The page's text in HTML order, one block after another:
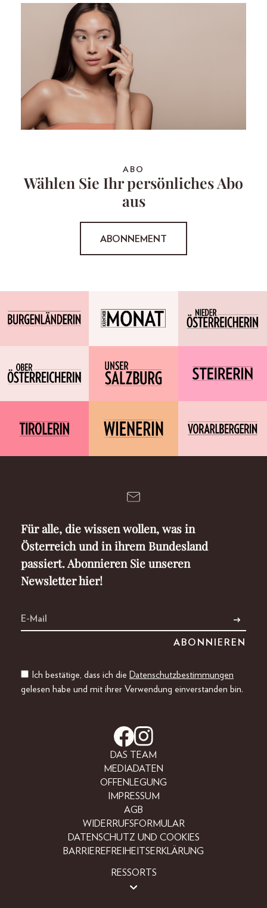
ABO
Wählen Sie Ihr persönliches Abo
aus
ABONNEMENT
Für alle, die wissen wollen, was in
Österreich und in ihrem Bundesland
passiert. Abonnieren Sie unseren
Newsletter hier!
Ich bestätige, dass ich die Datenschutzbestimmungen
gelesen habe und mit ihrer Verwendung einverstanden bin.
DAS TEAM
MEDIADATEN
OFFENLEGUNG
IMPRESSUM
AGB
WIDERRUFSFORMULAR
DATENSCHUTZ UND COOKIES
BARRIEREFREIHEITSERKLÄRUNG
RESSORTS